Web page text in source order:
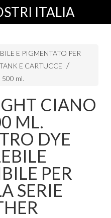
ITALIA
E PIGMENTATO PER
E CARTUCCE
500 ml.
CIANO
ML.
DYE
PER
SERIE